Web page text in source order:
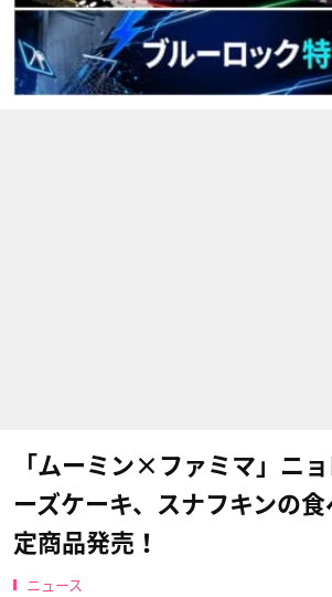
「ムーミン×ファミマ」ニ
ーズケーキ、スナフキンの
定商品発売！
ニュース